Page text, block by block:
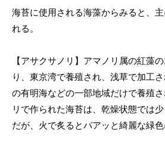
海苔に使用される海藻からみると、
れる。
【アサクサノリ】アマノリ属の紅藻
り、東京湾で養殖され、浅草で加工
の有明海などの一部地域だけで養殖
リで作られた海苔は、乾燥状態では
だが、火で炙るとパアッと綺麗な緑色